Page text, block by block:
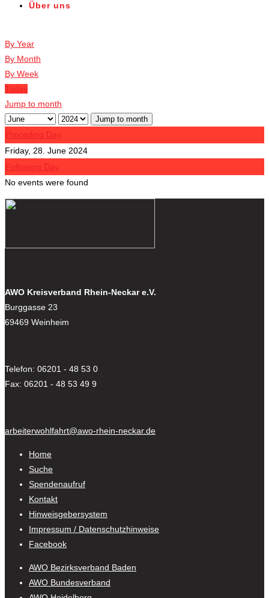
Über uns
By Year
By Month
By Week
Today
Jump to month
Jump to month
Preceding Day
Friday, 28. June 2024
Following Day
No events were found
AWO Kreisverband Rhein-Neckar e.V.
Burggasse 23
69469 Weinheim
Telefon: 06201 - 48 53 0
Fax: 06201 - 48 53 49 9
arbeiterwohlfahrt@awo-rhein-neckar.de
Home
Suche
Spendenaufruf
Kontakt
Hinweisgebersystem
Impressum / Datenschutzhinweise
Facebook
AWO Bezirksverband Baden
AWO Bundesverband